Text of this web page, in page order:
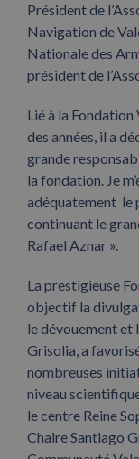
Président de
Navigation de
Nationale des
président de
Lié à la Fondation
des années, il a
grande
la fondation. Je
adéquatement le
continuant le
Rafael Aznar ».
La prestigieuse
objectif la
le dévouement et
Grisolia, a
nombreuses
niveau
le centre Reine
Chaire Santiago